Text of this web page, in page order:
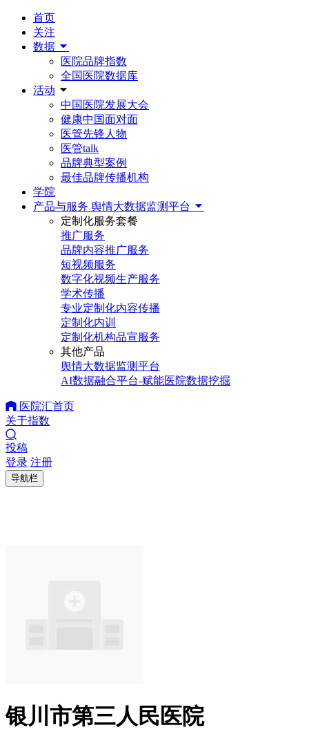
首页
关注
数据
医院品牌指数
全国医院数据库
活动
中国医院发展大会
健康中国面对面
医管先锋人物
医管talk
品牌典型案例
最佳品牌传播机构
学院
产品与服务 舆情大数据监测平台
定制化服务套餐
推广服务
品牌内容推广服务
短视频服务
数字化视频生产服务
学术传播
专业定制化内容传播
定制化内训
定制化机构品宣服务
其他产品
舆情大数据监测平台
AI数据融合平台-赋能医院数据挖掘
医院汇首页
关于指数
投稿
登录 注册
导航栏
银川市第三人民医院